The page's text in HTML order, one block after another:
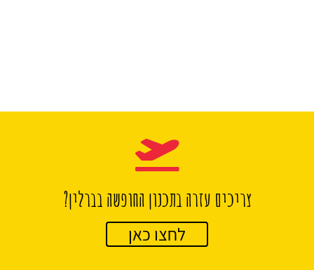
צריכים עזרה בתכנון החופשה בברלין?
לחצו כאן